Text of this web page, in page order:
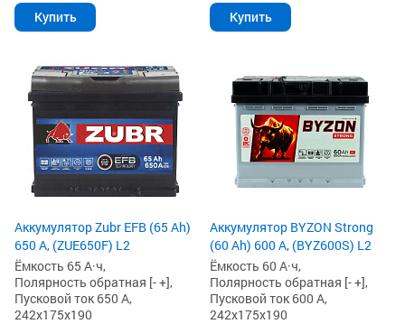
Купить Купить
Аккумулятор Zubr EFB (65 Ah)
650 А, (ZUE650F) L2
Ёмкость 65 А·ч,
Полярность обратная [- +],
Пусковой ток 650 А,
242x175x190
Аккумулятор BYZON Strong
(60 Ah) 600 А, (BYZ600S) L2
Ёмкость 60 А·ч,
Полярность обратная [- +],
Пусковой ток 600 А,
242x175x190